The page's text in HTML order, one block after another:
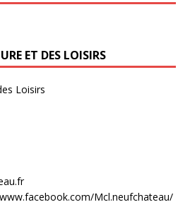
ET DES LOISIRS
Loisirs
Mcl.neufchateau/